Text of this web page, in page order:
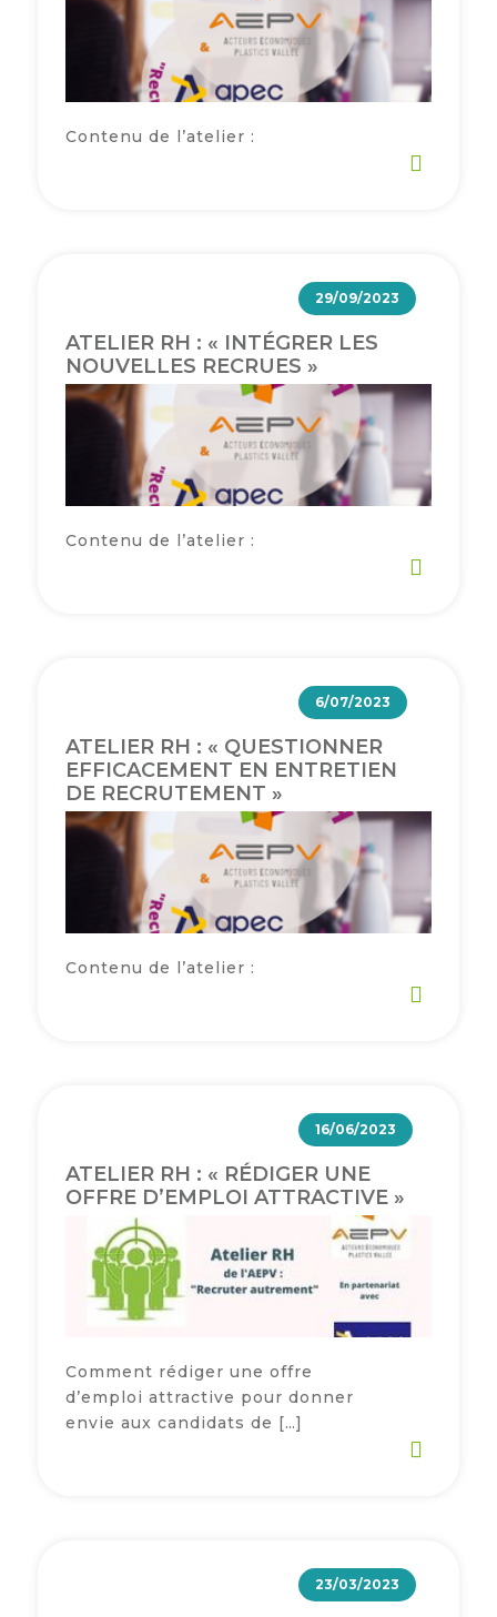
Contenu de l’atelier :
29/09/2023
ATELIER RH : « INTÉGRER LES
NOUVELLES RECRUES »
Contenu de l’atelier :
6/07/2023
ATELIER RH : « QUESTIONNER
EFFICACEMENT EN ENTRETIEN
DE RECRUTEMENT »
Contenu de l’atelier :
16/06/2023
ATELIER RH : « RÉDIGER UNE
OFFRE D’EMPLOI ATTRACTIVE »
Comment rédiger une offre
d’emploi attractive pour donner
envie aux candidats de […]
23/03/2023